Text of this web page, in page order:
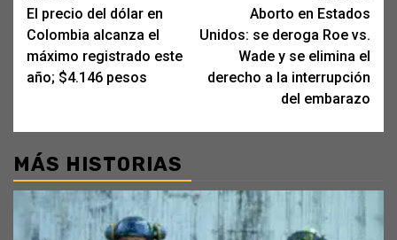
navigation
El precio del dólar en
Colombia alcanza el
máximo registrado este
año; $4.146 pesos
Aborto en Estados
Unidos: se deroga Roe vs.
Wade y se elimina el
derecho a la interrupción
del embarazo
MÁS HISTORIAS